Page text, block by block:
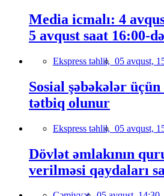
Media icmalı: 4
5 avqust saat 16:00-
Ekspress təhlil, 05 avqust,
Sosial şəbəkələr
tətbiq olunur
Ekspress təhlil, 05 avqust,
Dövlət əmlakının
verilməsi qaydaları